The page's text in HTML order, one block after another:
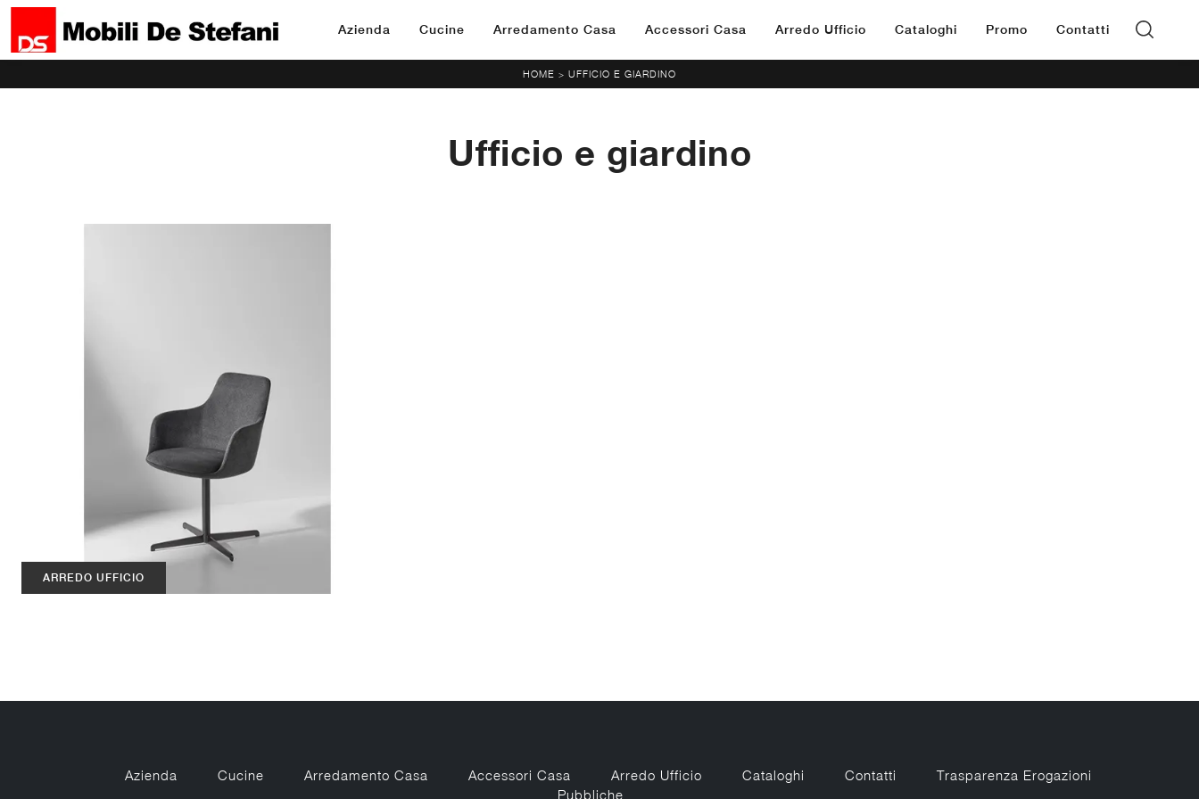
Azienda Cucine Arredamento Casa Accessori Casa Arredo Ufficio Cataloghi Promo Contatti
HOME > UFFICIO E GIARDINO
Ufficio e giardino
ARREDO UFFICIO
Azienda Cucine Arredamento Casa Accessori Casa Arredo Ufficio Cataloghi Contatti
Trasparenza Erogazioni
Pubbliche